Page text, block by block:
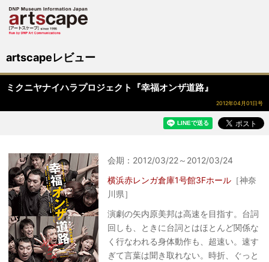
artscapeレビュー
ミクニヤナイハラプロジェクト『幸福オンザ道路』
2012年04月01日号
会期：2012/03/22～2012/03/24
横浜赤レンガ倉庫1号館3Fホール ［神奈
川県］
演劇の矢内原美邦は高速を目指す。台詞
回しも、ときに台詞とはほとんど関係な
く行なわれる身体動作も、超速い。速す
ぎて言葉は聞き取れない。時折、ぐっと